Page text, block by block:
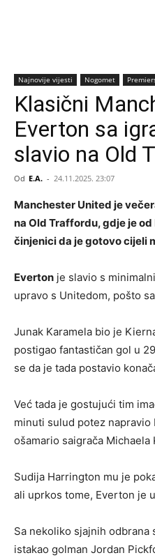
Najnovije vijesti Nogomet
Klasični
Everton sa
slavio na Old
Od E.A. - 24.11.2025. 23:07
Manchester United je
na Old Traffordu, gdje je
činjenici da je gotovo cijeli
Everton je slavio s
upravo s Unitedom, pošto
Junak Karamela bio je
postigao fantastičan gol u
se da je tada postavio
Već tada je gostujući tim
minuti sulud potez napravio
ošamario saigrača Michaela
Sudija Harrington mu je
ali uprkos tome, Everton je
Sa nekoliko sjajnih
istakao golman Jordan